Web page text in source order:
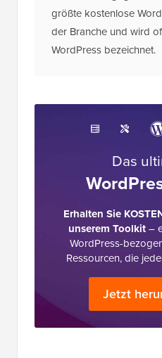
größte kostenlose
der Branche und wird
WordPress bezeichnet.
Das
Erhalten Sie
unserem Toolkit–
WordPress-
Ressourcen, die
Jetzt